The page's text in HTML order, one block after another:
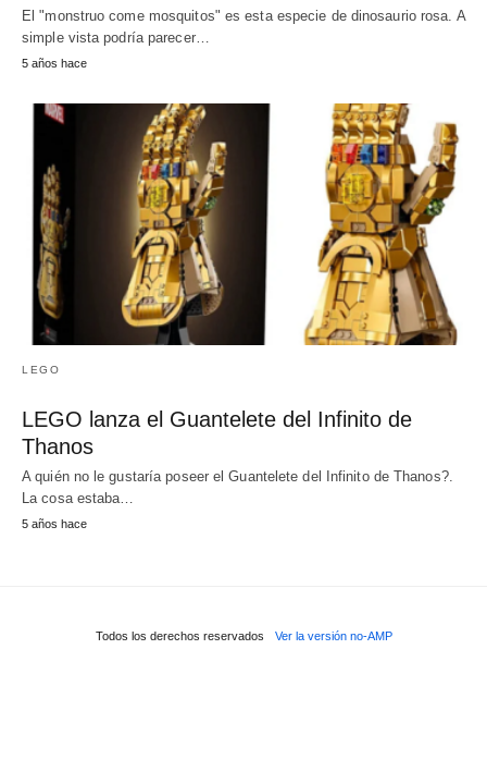
El "monstruo come mosquitos" es esta especie de dinosaurio rosa. A
simple vista podría parecer…
5 años hace
LEGO
LEGO lanza el Guantelete del Infinito de
Thanos
A quién no le gustaría poseer el Guantelete del Infinito de Thanos?.
La cosa estaba…
5 años hace
Todos los derechos reservados Ver la versión no-AMP